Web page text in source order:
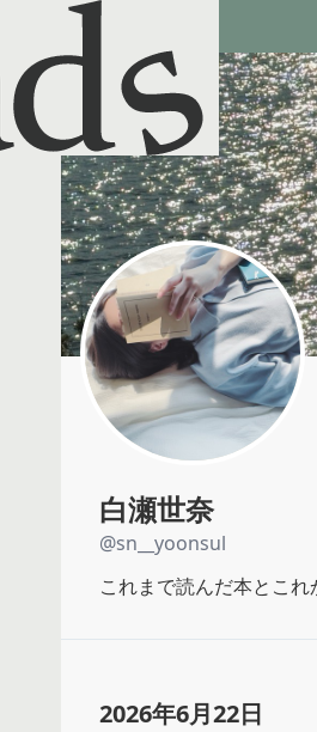
白瀬世奈
@sn__yoonsul
これまで読んだ本とこ
2026年6月22日